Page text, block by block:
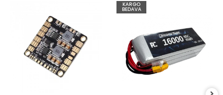
KARGO
BEDAVA